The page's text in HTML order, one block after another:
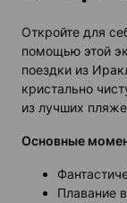
Откройте для
помощью этой
поездки из
кристально
из лучших
Основные
Плавание